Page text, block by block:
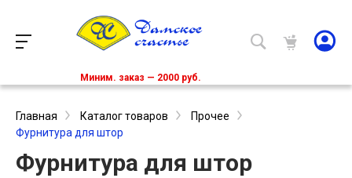
Миним. заказ — 2000 руб.
Главная Каталог товаров
Прочее
Фурнитура для штор
Фурнитура для штор